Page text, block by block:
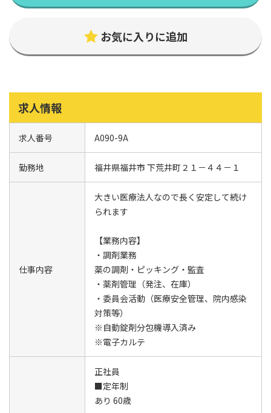
お気に入りに追加
求人情報
求人番号 A090-9A
勤務地 福井県福井市 下荒井町２１－４４－１
仕事内容
大きい医療法人なので長く安定して続け
られます
【業務内容】
・調剤業務
薬の調剤・ピッキング・監査
・薬剤管理（発注、在庫）
・委員会活動（医療安全管理、院内感染
対策等）
※自動錠剤分包機導入済み
※電子カルテ
正社員
■定年制
あり 60歳